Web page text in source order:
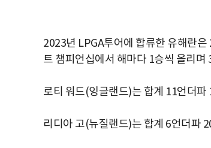
2023년 LPGA투어에 합류한 유해란
트 챔피언십에서 해마다 1승씩 올리며
로티 워드(잉글랜드)는 합계 11언더
리디아 고(뉴질랜드)는 합계 6언더파